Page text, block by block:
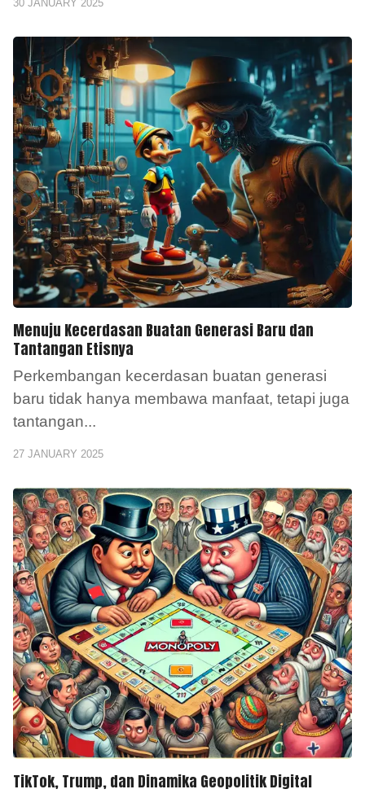
30 JANUARY 2025
Menuju Kecerdasan Buatan Generasi Baru dan
Tantangan Etisnya
Perkembangan kecerdasan buatan generasi
baru tidak hanya membawa manfaat, tetapi juga
tantangan...
27 JANUARY 2025
TikTok, Trump, dan Dinamika Geopolitik Digital